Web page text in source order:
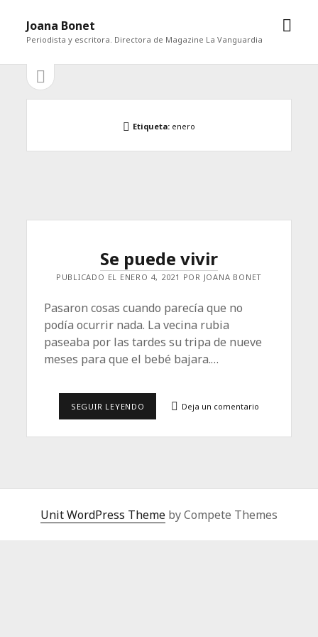
Joana Bonet
Periodista y escritora. Directora de Magazine La Vanguardia
abrir
Barra
lateral
abrir
barra
Etiqueta: enero
Se puede vivir
PUBLICADO EL ENERO 4, 2021 POR JOANA BONET
Pasaron cosas cuando parecía que no
podía ocurrir nada. La vecina rubia
paseaba por las tardes su tripa de nueve
meses para que el bebé bajara.…
SEGUIR LEYENDO Deja un comentario
Unit WordPress Theme by Compete Themes